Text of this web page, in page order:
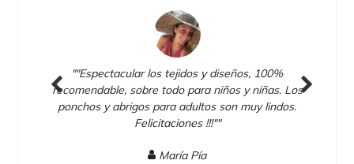
""Espectacular los tejidos y diseños, 100%
recomendable, sobre todo para niños y niñas. Los
ponchos y abrigos para adultos son muy lindos.
Felicitaciones !!!""
María Pía
Previous Next